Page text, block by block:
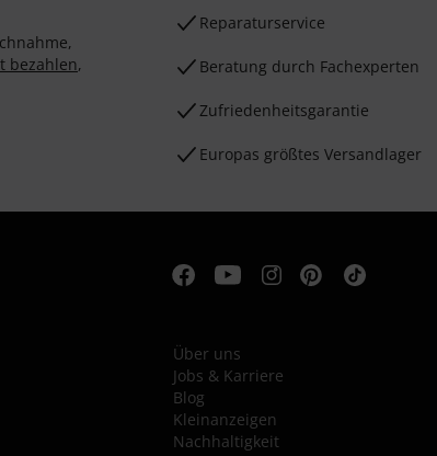
bezahlen,
Reparaturservice
Beratung durch Fachexperten
Zufriedenheitsgarantie
Europas größtes Versandlager
Über uns
Jobs & Karriere
Blog
Kleinanzeigen
Nachhaltigkeit